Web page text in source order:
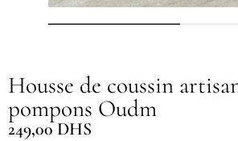
Housse de coussin
pompons Oudm
249,00DHS